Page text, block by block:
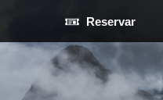
Reservar